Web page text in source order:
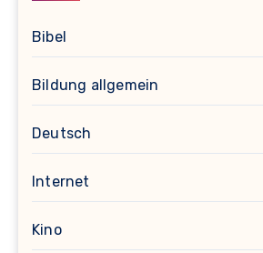
Bibel
Bildung allgemein
Deutsch
Internet
Kino